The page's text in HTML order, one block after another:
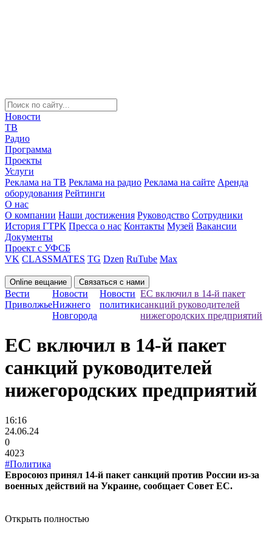
Новости
ТВ
Радио
Программа
Проекты
Услуги
Реклама на ТВ Реклама на радио Реклама на сайте Аренда
оборудования Рейтинги
О нас
О компании Наши достижения Руководство Сотрудники
История ГТРК Пресса о нас Контакты Музей Вакансии
Документы
Проект с УФСБ
VK CLASSMATES TG Dzen RuTube Max
Online вещание Связаться с нами
Вести
Приволжье
Новости
Нижнего
Новгорода
Новости
политики
ЕС включил в 14-й пакет
санкций руководителей
нижегородских предприятий
ЕС включил в 14-й пакет
санкций руководителей
нижегородских предприятий
16:16
24.06.24
0
4023
#Политика
Евросоюз принял 14-й пакет санкций против России из-за
военных действий на Украине, сообщает Совет ЕС.
Открыть полностью